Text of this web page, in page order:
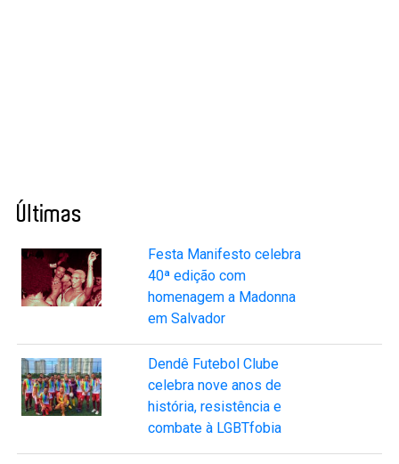
Últimas
Festa Manifesto celebra
40ª edição com
homenagem a Madonna
em Salvador
Dendê Futebol Clube
celebra nove anos de
história, resistência e
combate à LGBTfobia